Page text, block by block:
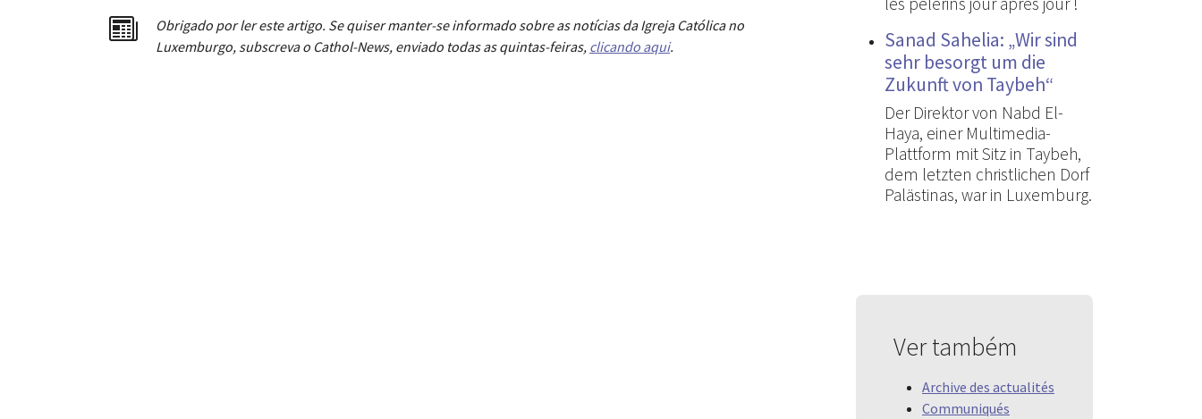
Obrigado por ler este artigo. Se quiser manter-se informado sobre as notícias da Igreja Católica no
Luxemburgo, subscreva o Cathol-News, enviado todas as quintas-feiras, clicando aqui.
Sanad Sahelia: „Wir sind
sehr besorgt um die
Zukunft von Taybeh“
Der Direktor von Nabd El-
Haya, einer Multimedia-
Plattform mit Sitz in Taybeh,
dem letzten christlichen Dorf
Palästinas, war in Luxemburg.
Ver também
Archive des actualités
Communiqués